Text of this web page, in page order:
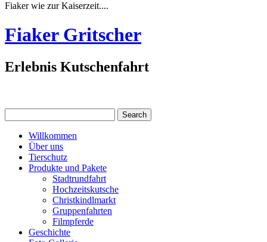
Fiaker wie zur Kaiserzeit....
Fiaker Gritscher
Erlebnis Kutschenfahrt
Willkommen
Über uns
Tierschutz
Produkte und Pakete
Stadtrundfahrt
Hochzeitskutsche
Christkindlmarkt
Gruppenfahrten
Filmpferde
Geschichte